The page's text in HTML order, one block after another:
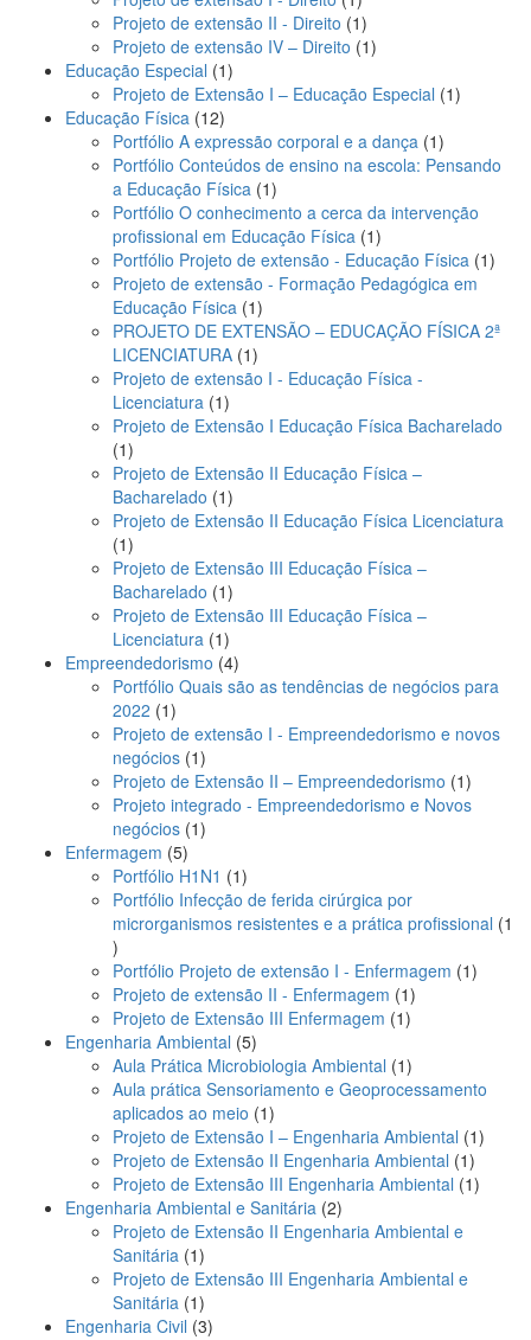
produto
Projeto de extensão II - Direito 11
produto
Projeto de extensão IV – Direito 11
Educação Especial 11
produto
Projeto de Extensão I – Educação Especial 11
Educação Física 1212
produtos
Portfólio A expressão corporal e a dança 11
produto
Portfólio Conteúdos de ensino na escola: Pensando
a Educação Física 11
produto
Portfólio O conhecimento a cerca da intervenção
profissional em Educação Física 11
produto
Portfólio Projeto de extensão - Educação Física 11
Projeto de extensão - Formação Pedagógica em
Educação Física 11
produto
PROJETO DE EXTENSÃO – EDUCAÇÃO FÍSICA 2ª
LICENCIATURA 11
produto
Projeto de extensão I - Educação Física -
Licenciatura 11
produto
Projeto de Extensão I Educação Física Bacharelado
11
produto
Projeto de Extensão II Educação Física –
Bacharelado 11
produto
Projeto de Extensão II Educação Física Licenciatura
11
produto
Projeto de Extensão III Educação Física –
Bacharelado 11
produto
Projeto de Extensão III Educação Física –
Licenciatura 11
produto
Empreendedorismo 44
produtos
Portfólio Quais são as tendências de negócios para
2022 11
produto
Projeto de extensão I - Empreendedorismo e novos
negócios 11
produto
Projeto de Extensão II – Empreendedorismo 11
produto
Projeto integrado - Empreendedorismo e Novos
negócios 11
Enfermagem 55
produtos
Portfólio H1N1 11
produto
Portfólio Infecção de ferida cirúrgica por
microrganismos resistentes e a prática profissional 1
1
produto
Portfólio Projeto de extensão I - Enfermagem 11
Projeto de extensão II - Enfermagem 11
produto
Projeto de Extensão III Enfermagem 11
Engenharia Ambiental 55
produtos
Aula Prática Microbiologia Ambiental 11
produto
Aula prática Sensoriamento e Geoprocessamento
aplicados ao meio 11
produto
Projeto de Extensão I – Engenharia Ambiental 11
Projeto de Extensão II Engenharia Ambiental 11
produto
Projeto de Extensão III Engenharia Ambiental 11
Engenharia Ambiental e Sanitária 22
produtos
Projeto de Extensão II Engenharia Ambiental e
Sanitária 11
produto
Projeto de Extensão III Engenharia Ambiental e
Sanitária 11
produto
Engenharia Civil 33